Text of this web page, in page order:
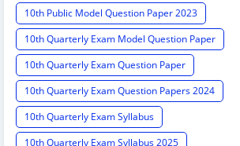
10th Public Model Question Paper 2023
10th Quarterly Exam Model Question Paper
10th Quarterly Exam Question Paper
10th Quarterly Exam Question Papers 2024
10th Quarterly Exam Syllabus
10th Quarterly Exam Syllabus 2025